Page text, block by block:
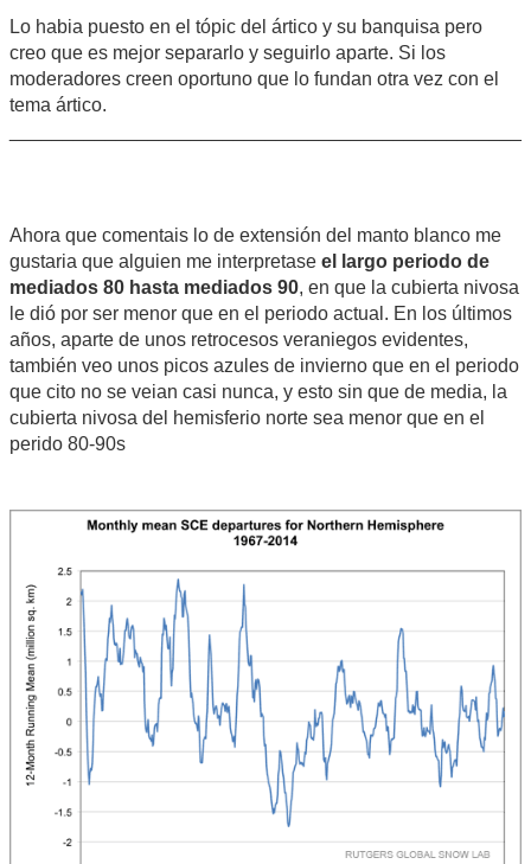
Lo habia puesto en el tópic del ártico y su banquisa pero
creo que es mejor separarlo y seguirlo aparte. Si los
moderadores creen oportuno que lo fundan otra vez con el
tema ártico.
Ahora que comentais lo de extensión del manto blanco me
gustaria que alguien me interpretase el largo periodo de
mediados 80 hasta mediados 90, en que la cubierta nivosa
le dió por ser menor que en el periodo actual. En los últimos
años, aparte de unos retrocesos veraniegos evidentes,
también veo unos picos azules de invierno que en el periodo
que cito no se veian casi nunca, y esto sin que de media, la
cubierta nivosa del hemisferio norte sea menor que en el
perido 80-90s